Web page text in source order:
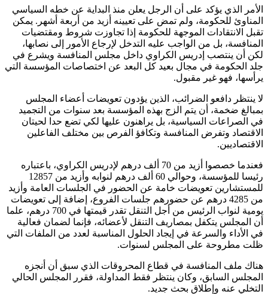
الأمر الذي يؤكد على أن الرجل يعلن منذ البداية عن خطه السياسي
المناوئ للحكومة، ولم تمض على تعيينه أزيد من أربعة أشهر. يمكن
تقبل الانتقادات الموجهة للحكومة إذا تجاوزت شروط ومقتضيات
المنافسة، بل من الواجب عليه التدخل لإرجاع الأمور إلى نصابها،
لكن أن ينتصب إدريس الكراوي داخل مجلس المنافسة ويشرع في
جلد الحكومة في مجال بعيد كل البعد عن اختصاصات المؤسسة التي
يرأسها، فهو غير مقبول.
لا ينتظر دافعو الضرائب، الذين يؤدون تعويضات أعضاء المجلس
بمبالغ ضخمة، أن يتم الزج بهذه المؤسسة بعد سنوات من التجميد
في الصراعات السياسية، بل يراهنون عليها لكي تضع حدا لحيتان
الاقتصاد وتفرض المنافسة وتكافؤ الفرص بين مختلف الفاعلين
الاقتصاديين.
فعندما خصصوا أزيد من 70 ألف درهم لإدريس الكراوي، باعتباره
رئيسا للمؤسسة، وحوالي 60 ألف درهم لنوابه وأزيد من 12857
للمستشارين تعويضات خامة عن الحضور في الجلسات العامة وأزيد
من 4285 درهم عن حضورهم جلسات الفروع، إضافة إلى تعويضات
يومية لنواب الرئيس من أجل التنقل تقدر قيمتها في 700 درهم، علما
أن المجلس يتكفل بمصاريف التنقل لأعضائه، فإنما لضمان فعالية
في الأداء والسرعة في إيجاد الحلول المناسبة لعدد من الملفات التي
ظلت مطروحة على المجلس لسنوات.
هناك ملف المنافسة في قطاع المحروقات الذي سبق أن أنجزه
المجلس السابق، وكان ينتظر فقط المداولة، فقرر المجلس الحالي
التخلي عنه وإطلاق بحث جديد.